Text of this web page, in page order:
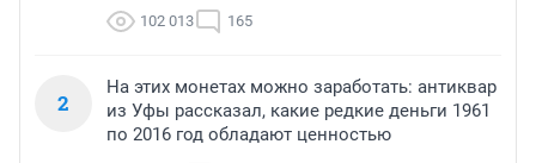
102 013 165
2
На этих монетах можно заработать: антиквар
из Уфы рассказал, какие редкие деньги 1961
по 2016 год обладают ценностью